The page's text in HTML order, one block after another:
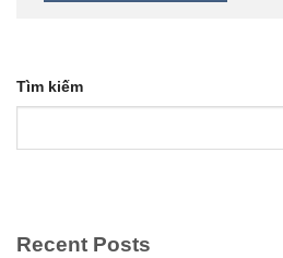
Tìm kiếm
Recent Posts